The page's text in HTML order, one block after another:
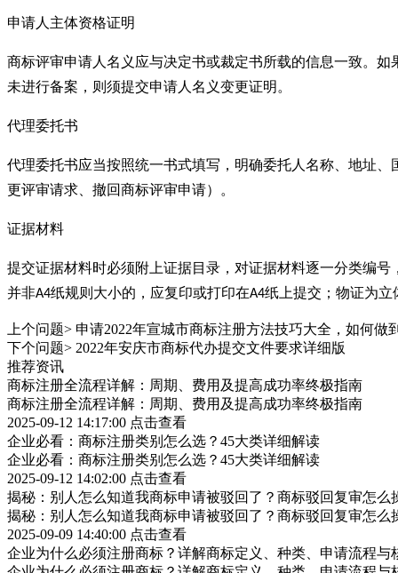
申请人主体资格证明
商标评审申请人名义应与决定书或裁定书所载的信息一致。
未进行备案，则须提交申请人名义变更证明。
代理委托书
代理委托书应当按照统一书式填写，明确委托人名称、地址
更评审请求、撤回商标评审申请）。
证据材料
提交证据材料时必须附上证据目录，对证据材料逐一分类编
并非A4纸规则大小的，应复印或打印在A4纸上提交；物证为立
上个问题> 申请2022年宣城市商标注册方法技巧大全，如何做
下个问题> 2022年安庆市商标代办提交文件要求详细版
推荐资讯
商标注册全流程详解：周期、费用及提高成功率终极指南
商标注册全流程详解：周期、费用及提高成功率终极指南
2025-09-12 14:17:00 点击查看
企业必看：商标注册类别怎么选？45大类详细解读
企业必看：商标注册类别怎么选？45大类详细解读
2025-09-12 14:02:00 点击查看
揭秘：别人怎么知道我商标申请被驳回了？商标驳回复审怎么
揭秘：别人怎么知道我商标申请被驳回了？商标驳回复审怎么
2025-09-09 14:40:00 点击查看
企业为什么必须注册商标？详解商标定义、种类、申请流程与